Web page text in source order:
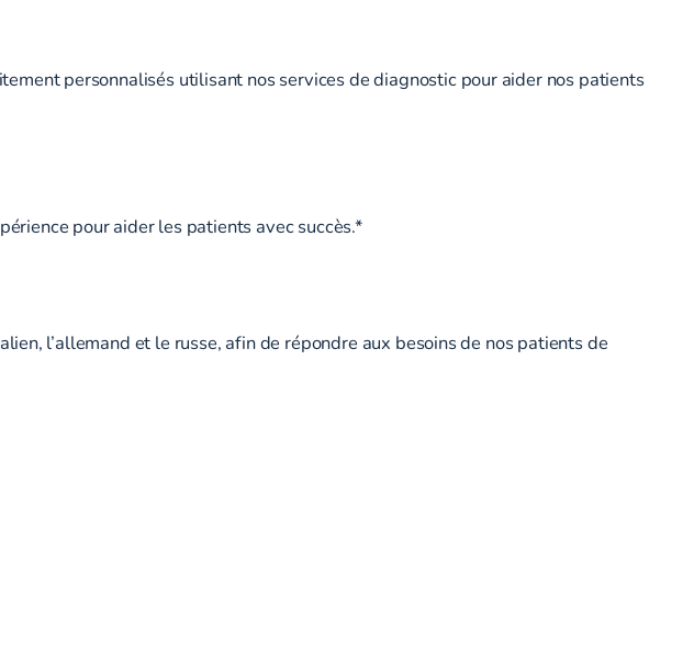
personnalisés utilisant nos services de diagnostic pour aider nos patients
pour aider les patients avec succès.*
l’allemand et le russe, afin de répondre aux besoins de nos patients de